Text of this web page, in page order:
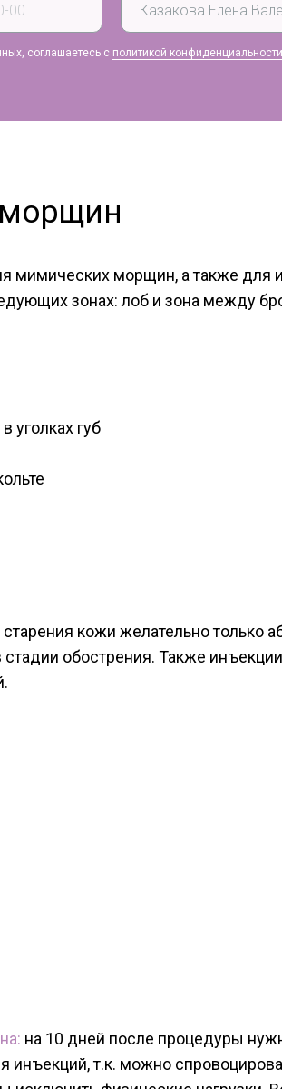
соглашаетесь с политикой конфиденциальности
мимических морщин, а также для
зонах: лоб и зона между
уголках губ
кожи желательно только
обострения. Также
на 10 дней после процедуры
т.к. можно